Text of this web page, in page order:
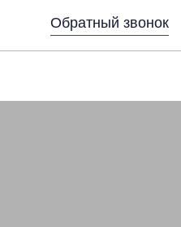
Обратный звонок